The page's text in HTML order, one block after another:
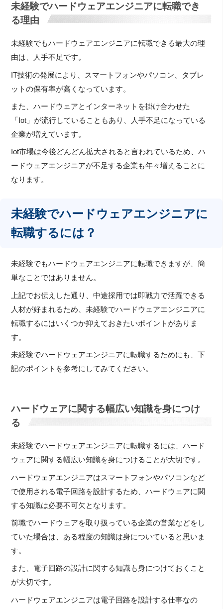
未経験でハードウェアエンジニアに転職でき
る理由
未経験でもハードウェアエンジニアに転職できる最大の理
由は、人手不足です。
IT技術の発展により、スマートフォンやパソコン、タブレ
ットの保有率が高くなっています。
また、ハードウェアとインターネットを掛け合わせた
「Iot」が流行していることもあり、人手不足になっている
企業が増えています。
Iot市場は今後どんどん拡大されると言われているため、ハ
ードウェアエンジニアが不足する企業も年々増えることに
なります。
未経験でハードウェアエンジニアに
転職するには？
未経験でもハードウェアエンジニアに転職できますが、簡
単なことではありません。
上記でお伝えした通り、中途採用では即戦力で活躍できる
人材が好まれるため、未経験でハードウェアエンジニアに
転職するにはいくつか抑えておきたいポイントがありま
す。
未経験でハードウェアエンジニアに転職するためにも、下
記のポイントを参考にしてみてください。
ハードウェアに関する幅広い知識を身につけ
る
未経験でハードウェアエンジニアに転職するには、ハード
ウェアに関する幅広い知識を身につけることが大切です。
ハードウェアエンジニアはスマートフォンやパソコンなど
で使用される電子回路を設計するため、ハードウェアに関
する知識は必要不可欠となります。
前職でハードウェアを取り扱っている企業の営業などをし
ていた場合は、ある程度の知識は身についていると思いま
す。
また、電子回路の設計に関する知識も身につけておくこと
が大切です。
ハードウェアエンジニアは電子回路を設計する仕事なの